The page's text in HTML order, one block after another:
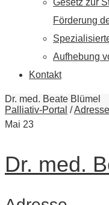
Gesetz zur
Förderung
Aufhebung
Kontakt
Dr. med. Beate Blümel
Palliativ-Portal /
Mai 23
Dr. med.